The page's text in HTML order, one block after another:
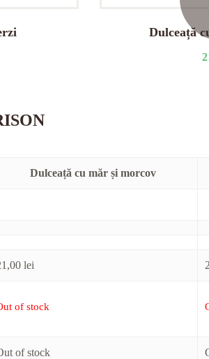
Dulceață
Dulceață cu măr și morcov
lei
of stock
of stock